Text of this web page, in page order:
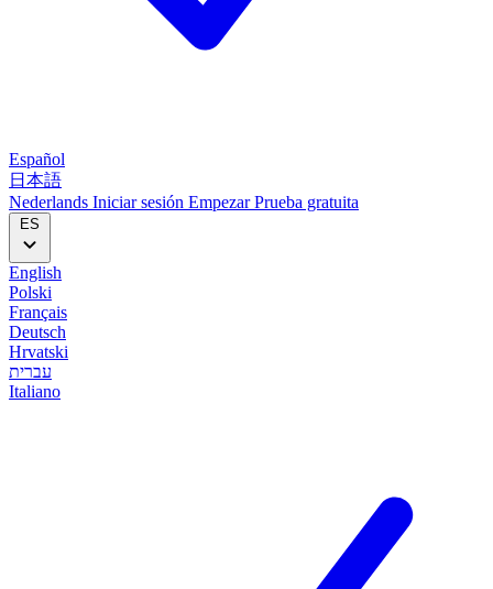
Español
日本語
Nederlands Iniciar sesión EmpezarPrueba gratuita
ES
English
Polski
Français
Deutsch
Hrvatski
עברית
Italiano